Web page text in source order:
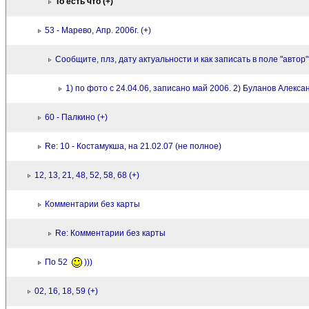
53 - Марево, Апр. 2006г. (+)
Сообщите, плз, дату актуальности и как записать в поле
1) по фото с 24.04.06, записано май 2006. 2) Буланов
60 - Палкино (+)
Re: 10 - Костамукша, на 21.02.07 (не полное)
12, 13, 21, 48, 52, 58, 68 (+)
Комментарии без карты
Re: Комментарии без карты
По 52 )))
02, 16, 18, 59 (+)